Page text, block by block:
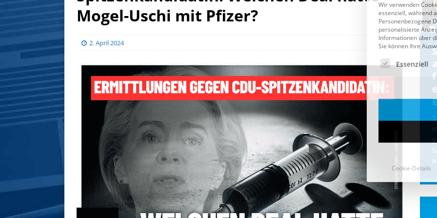
Mogel-Uschi mit Pfizer?
2. April 2024
CDU & Ampel wollen nach
der Wahl wieder Afghanen
einfliegen: Zeit für ein
Asylmoratorium!
Die Bundesregierung und die CDU
halten die Wähler für dumm! Weil die
Stimmung wegen der von Afghanen
verübten Anschläge kippte, wurden die
Flüge vor der[...]
Cookie-Details